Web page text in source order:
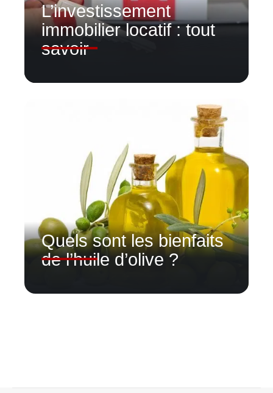
L’investissement
immobilier locatif : tout
savoir
Quels sont les bienfaits
de l’huile d’olive ?